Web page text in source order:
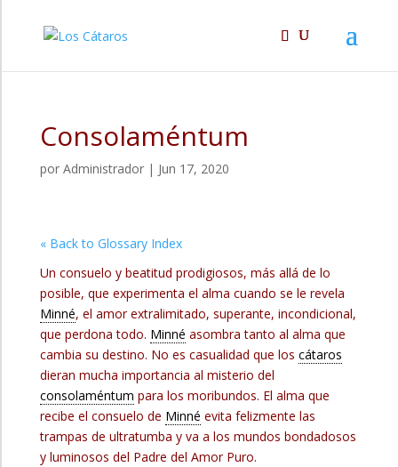
Consolaméntum
por Administrador| Jun 17, 2020
« Back to Glossary Index
Un consuelo y beatitud prodigiosos, más allá de lo
posible, que experimenta el alma cuando se le revela
Minné, el amor extralimitado, superante, incondicional,
que perdona todo. Minné asombra tanto al alma que
cambia su destino. No es casualidad que los cátaros
dieran mucha importancia al misterio del
consolaméntum para los moribundos. El alma que
recibe el consuelo de Minné evita felizmente las
trampas de ultratumba y va a los mundos bondadosos
y luminosos del Padre del Amor Puro.